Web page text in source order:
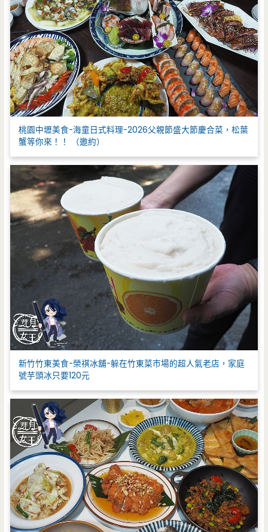
桃園中壢美食-海童日式料理-2026父親節盛大節慶合菜，松葉
蟹等你來！！ （邀約）
新竹竹東美食-榮祺冰舖-躲在竹東菜市場的超人氣老店，家庭
號芋頭冰只要120元